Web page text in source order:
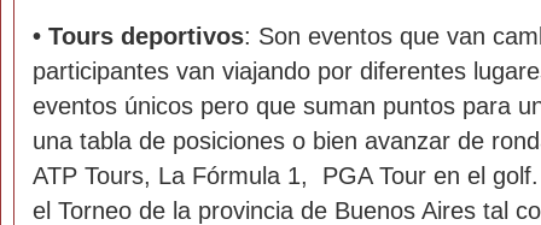
• Tours deportivos: Son eventos que van
participantes van viajando por diferentes
eventos únicos pero que suman puntos para
una tabla de posiciones o bien avanzar de
ATP Tours, La Fórmula 1, PGA Tour en el
el Torneo de la provincia de Buenos Aires tal